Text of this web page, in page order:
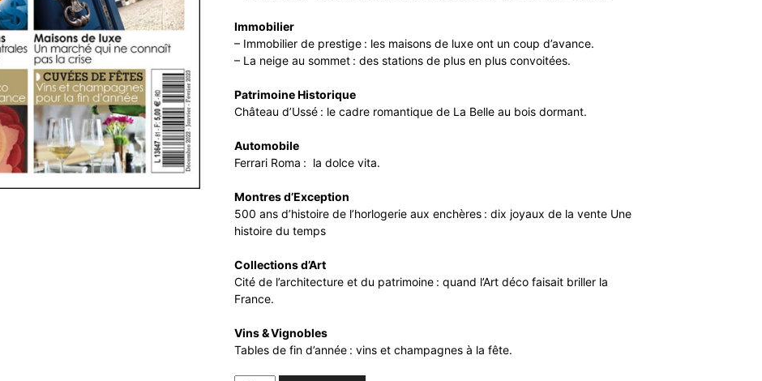
Immobilier
– Immobilier de prestige : les maisons de luxe ont un coup d’avance.
– La neige au sommet : des stations de plus en plus convoitées.
Patrimoine Historique
Château d’Ussé : le cadre romantique de La Belle au bois dormant.
Automobile
Ferrari Roma : la dolce vita.
Montres d’Exception
500 ans d’histoire de l’horlogerie aux enchères : dix joyaux de la vente Une
histoire du temps
Collections d’Art
Cité de l’architecture et du patrimoine : quand l’Art déco faisait briller la
France.
Vins & Vignobles
Tables de fin d’année : vins et champagnes à la fête.